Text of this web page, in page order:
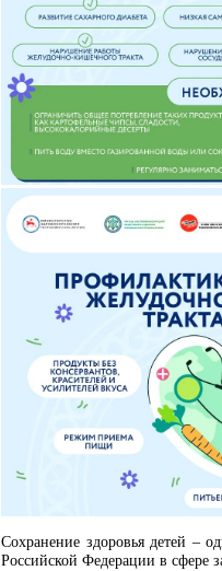
Сохранение здоровья детей –
Российской Федерации в сфере